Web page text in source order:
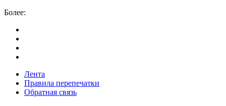
Более:
Лента
Правила перепечатки
Обратная связь